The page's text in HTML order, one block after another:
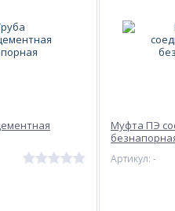
Муфта ПЭ
Артикул: -